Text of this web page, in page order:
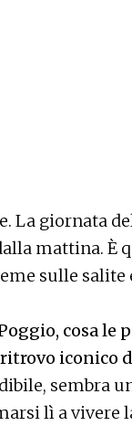
La giornata
mattina. È
sulle salite
cosa
iconico
sembra
lì a vivere